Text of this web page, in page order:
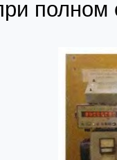
полном